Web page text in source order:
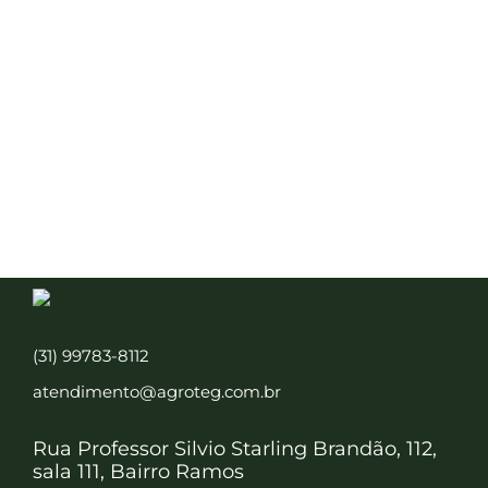
(31) 99783-8112
atendimento@agroteg.com.br
Rua Professor Silvio Starling Brandão, 112,
sala 111, Bairro Ramos